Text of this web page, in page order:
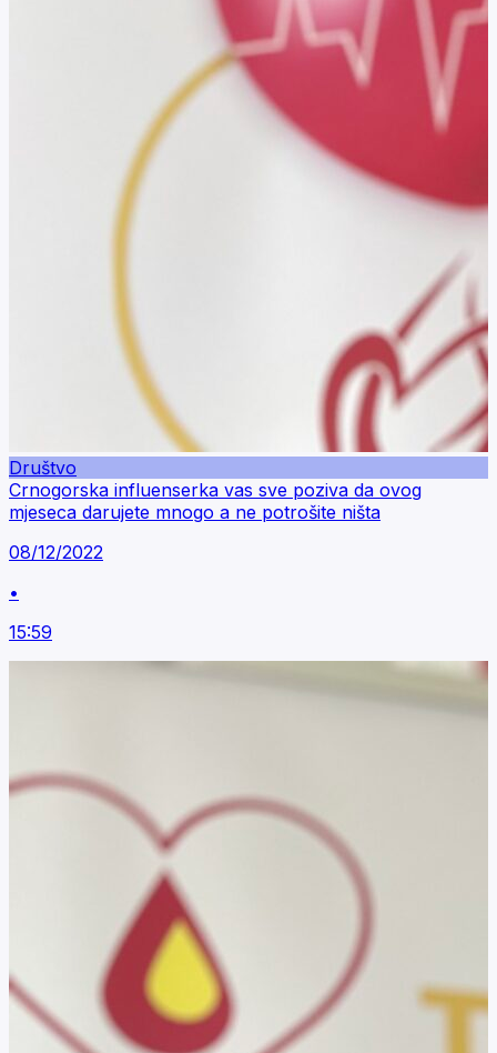
Društvo
Crnogorska influenserka vas sve poziva da ovog
mjeseca darujete mnogo a ne potrošite ništa
08/12/2022
•
15:59